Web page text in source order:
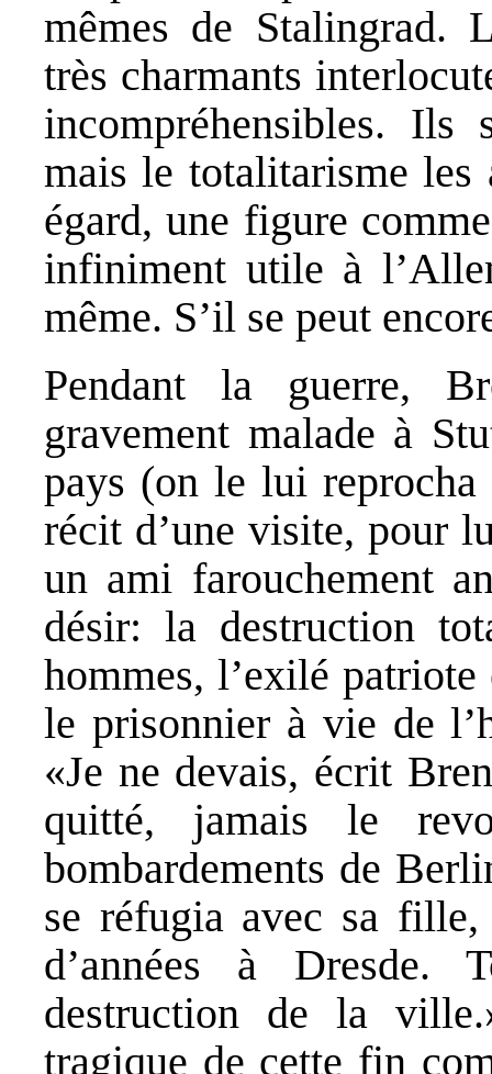
mêmes de Stalingrad.
très charmants
incompréhensibles.
mais le totalitarisme
égard, une figure
infiniment utile à
même. S’il se peut
Pendant la guerre,
gravement malade à
pays (on le lui reprocha
récit d’une visite, pour
un ami farouchement
désir: la destruction
hommes, l’exilé patriote
le prisonnier à vie de
«Je ne devais, écrit
quitté, jamais le
bombardements de
se réfugia avec sa fille,
d’années à Dresde.
destruction de la
tragique de cette fin